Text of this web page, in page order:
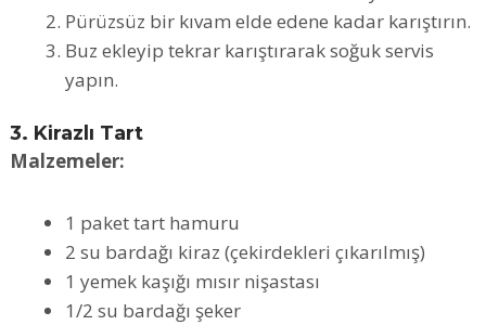
Pürüzsüz bir kıvam elde edene kadar karıştırın.
Buz ekleyip tekrar karıştırarak soğuk servis
yapın.
3. Kirazlı Tart
Malzemeler:
1 paket tart hamuru
2 su bardağı kiraz (çekirdekleri çıkarılmış)
1 yemek kaşığı mısır nişastası
1/2 su bardağı şeker